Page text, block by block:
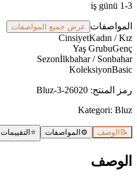
1-3 iş günü
المواصفات عرض جميع المواصفات
CinsiyetKadın / Kız
Yaş GrubuGenç
Sezonİlkbahar / Sonbahar
KoleksiyonBasic
رمز المنتج:
Bluz-3-26020
Kategori: Bluz
📝 الوصف ⚙️ المواصفات ⭐ التقييمات
الوصف